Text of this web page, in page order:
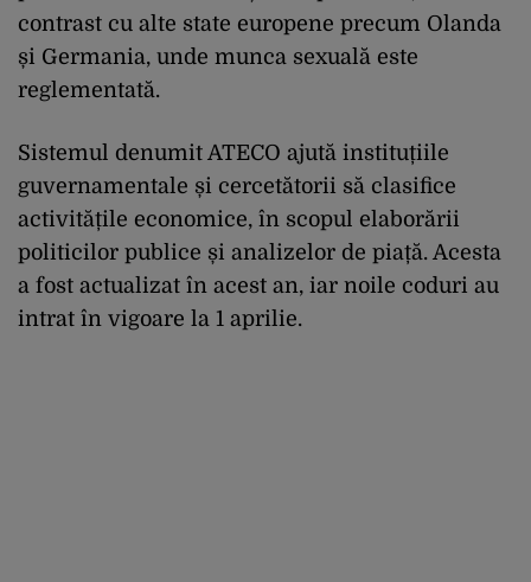
contrast cu alte state europene precum Olanda
și Germania, unde munca sexuală este
reglementată.
Sistemul denumit ATECO ajută instituțiile
guvernamentale și cercetătorii să clasifice
activitățile economice, în scopul elaborării
politicilor publice și analizelor de piață. Acesta
a fost actualizat în acest an, iar noile coduri au
intrat în vigoare la 1 aprilie.